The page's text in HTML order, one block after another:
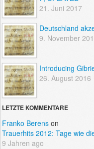
21. Juni 2017
Deutschland
9. November
Introducing
26. August 2016
LETZTE KOMMENTARE
Franko Berens on
Trauerhits 2012: Tage wie
9 Jahren ago